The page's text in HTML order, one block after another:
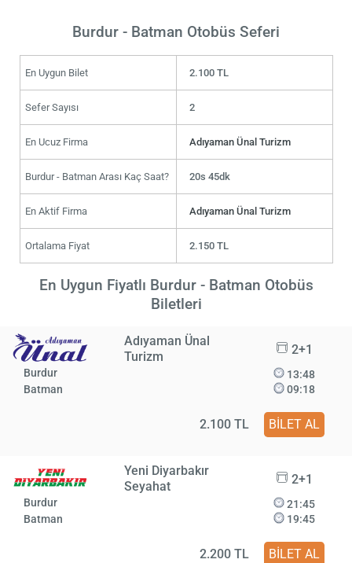
Burdur - Batman Otobüs Seferi
En Uygun Bilet 2.100 TL
Sefer Sayısı 2
En Ucuz Firma Adıyaman Ünal Turizm
Burdur - Batman Arası Kaç Saat? 20s 45dk
En Aktif Firma Adıyaman Ünal Turizm
Ortalama Fiyat 2.150 TL
En Uygun Fiyatlı Burdur - Batman Otobüs
Biletleri
Adıyaman Ünal
Turizm
2+1
Burdur
Batman
13:48
09:18
2.100 TL BİLET AL
Yeni Diyarbakır
Seyahat
2+1
Burdur
Batman
21:45
19:45
2.200 TL BİLET AL